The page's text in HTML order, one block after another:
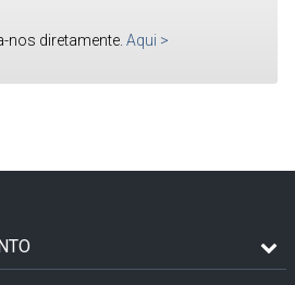
nos diretamente. Aqui >